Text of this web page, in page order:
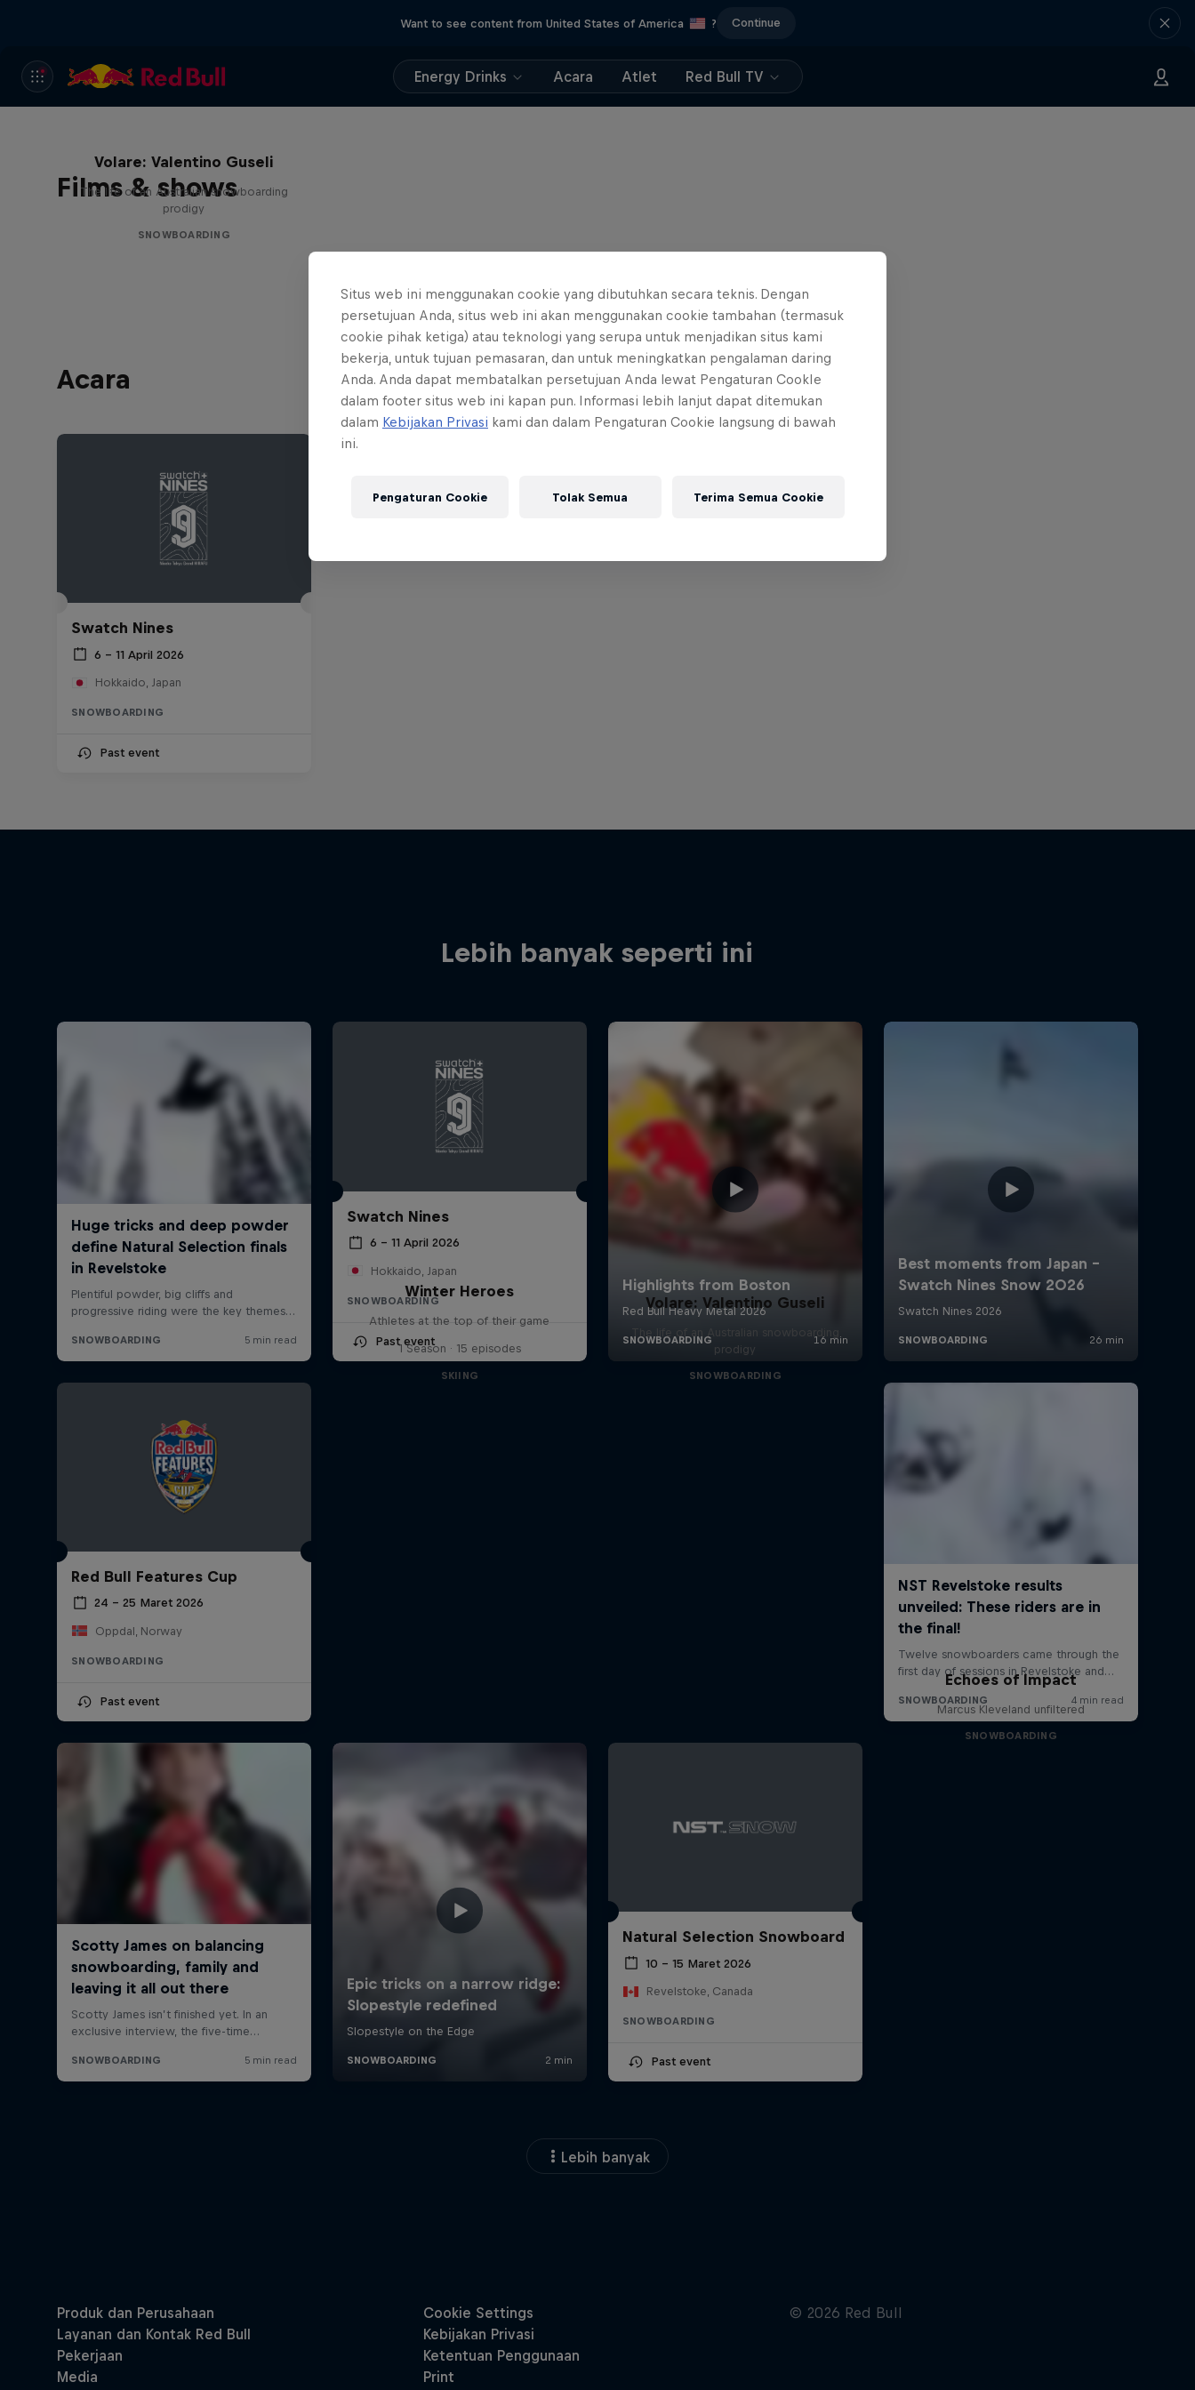
Want to see content from United States of America ? Continue
Energy Drinks Acara Atlet Red Bull TV
Films & shows
Volare: Valentino Guseli
The life of an Australian snowboarding
prodigy
SNOWBOARDING
Acara
Swatch Nines
6 – 11 April 2026
Hokkaido, Japan
SNOWBOARDING
Past event
Lebih banyak seperti ini
Swatch Nines
6 – 11 April 2026
Hokkaido, Japan
SNOWBOARDING
Past event
Red Bull Features Cup
24 – 25 Maret 2026
Oppdal, Norway
SNOWBOARDING
Past event
Winter Heroes
Athletes at the top of their game
1 Season · 15 episodes
SKIING
Volare: Valentino Guseli
The life of an Australian snowboarding
prodigy
SNOWBOARDING
Natural Selection Snowboard
10 – 15 Maret 2026
Revelstoke, Canada
SNOWBOARDING
Past event
Echoes of Impact
Marcus Kleveland unfiltered
SNOWBOARDING
Lebih banyak
Situs web ini menggunakan cookie yang dibutuhkan secara teknis. Dengan
persetujuan Anda, situs web ini akan menggunakan cookie tambahan (termasuk
cookie pihak ketiga) atau teknologi yang serupa untuk menjadikan situs kami
bekerja, untuk tujuan pemasaran, dan untuk meningkatkan pengalaman daring
Anda. Anda dapat membatalkan persetujuan Anda lewat Pengaturan CookIe
dalam footer situs web ini kapan pun. Informasi lebih lanjut dapat ditemukan
dalam Kebijakan Privasi kami dan dalam Pengaturan Cookie langsung di bawah
ini.
Pengaturan Cookie Tolak Semua Terima Semua Cookie